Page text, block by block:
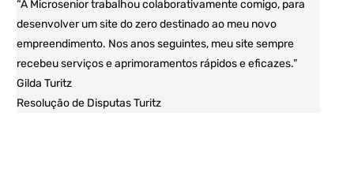
“A Microsenior trabalhou colaborativamente comigo, para
desenvolver um site do zero destinado ao meu novo
empreendimento. Nos anos seguintes, meu site sempre
recebeu serviços e aprimoramentos rápidos e eficazes.”
Gilda Turitz
Resolução de Disputas Turitz